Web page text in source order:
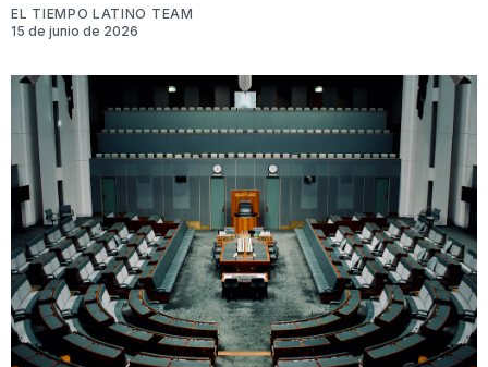
EL TIEMPO LATINO TEAM
15 de junio de 2026